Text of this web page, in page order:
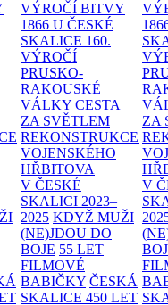
VÝROČÍ BITVY
1866 U ČESKÉ
SKALICE 160.
VÝROČÍ
PRUSKO-
RAKOUSKÉ
VÁLKY CESTA
ZA SVĚTLEM
REKONSTRUKCE
VOJENSKÉHO
HŘBITOVA
V ČESKÉ
SKALICI 2023–
2025 KDYŽ MUŽI
(NE)JDOU DO
BOJE 55 LET
FILMOVÉ
BABIČKY ČESKÁ
SKALICE 450 LET
ZA
V